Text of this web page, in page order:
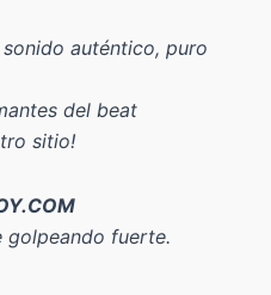
auténtico, puro
del beat
sitio!
golpeando fuerte.